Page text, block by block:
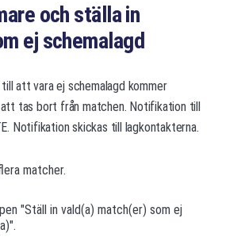
och ställa in
ej schemalagd
att vara ej schemalagd kommer
att tas bort från matchen. Notifikation till
Notifikation skickas till lagkontakterna.
matcher.
"Ställ in vald(a) match(er) som ej